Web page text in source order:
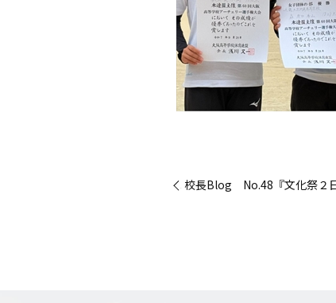
« 校長Blog No.48『文化祭２